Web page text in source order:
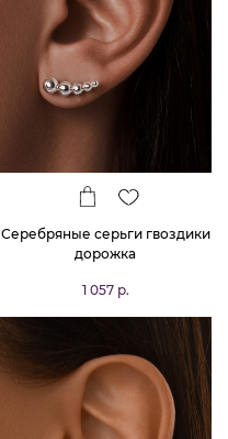
Серебряные серьги гвоздики
дорожка
1 057 р.